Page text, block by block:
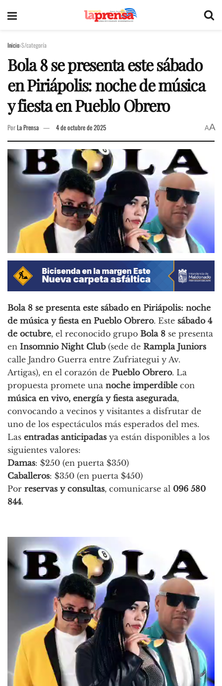
Inicio S/categoría
Bola 8 se presenta este sábado
en Piriápolis: noche de música
y fiesta en Pueblo Obrero
PorLa Prensa 4 de octubre de 2025 AA
Bola 8 se presenta este sábado en Piriápolis: noche
de música y fiesta en Pueblo Obrero. Este sábado 4
de octubre, el reconocido grupo Bola 8 se presenta
en Insomnio Night Club(sede de Rampla Juniors
calle Jandro Guerra entre Zufriategui y Av.
Artigas), en el corazón de Pueblo Obrero. La
propuesta promete una noche imperdible con
música en vivo, energía y fiesta asegurada,
convocando a vecinos y visitantes a disfrutar de
uno de los espectáculos más esperados del mes.
Las entradas anticipadasya están disponibles a los
siguientes valores:
Damas: $250 (en puerta $350)
Caballeros: $350 (en puerta $450)
Por reservas y consultas, comunicarse al 096 580
844.